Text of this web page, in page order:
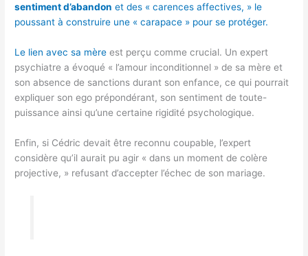
sentiment d’abandon et des « carences affectives, » le
poussant à construire une « carapace » pour se protéger.
Le lien avec sa mère est perçu comme crucial. Un expert
psychiatre a évoqué « l’amour inconditionnel » de sa mère et
son absence de sanctions durant son enfance, ce qui pourrait
expliquer son ego prépondérant, son sentiment de toute-
puissance ainsi qu’une certaine rigidité psychologique.
Enfin, si Cédric devait être reconnu coupable, l’expert
considère qu’il aurait pu agir « dans un moment de colère
projective, » refusant d’accepter l’échec de son mariage.